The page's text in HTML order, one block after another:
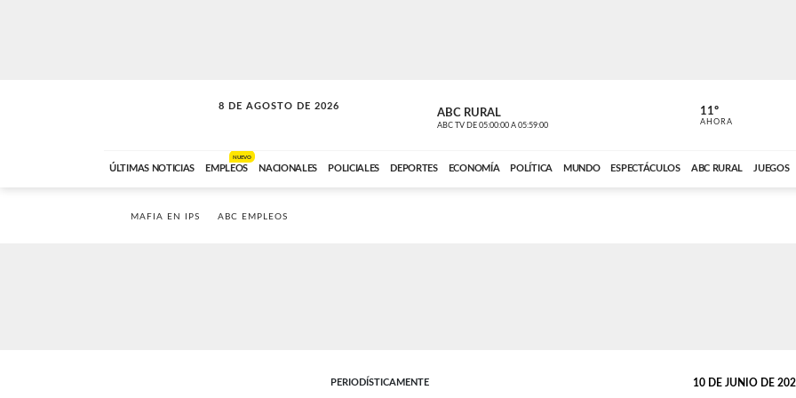
8 DE AGOSTO DE 2026
SOLO MÚSICA ABC RURAL
ABC TV DE 05:00:00 A 05:59:00 ABC CARDINAL
11º
AHORA
ÚLTIMAS NOTICIAS EMPLEOS
NUEVO
NACIONALES POLICIALES DEPORTES ECONOMÍA POLÍTICA MUNDO ESPECTÁCULOS ABC RURAL JUEGOS
MAFIA EN IPS ABC EMPLEOS
PERIODÍSTICAMENTE 10 DE JUNIO DE